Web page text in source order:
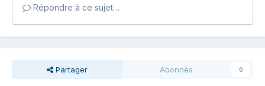
Répondre à ce sujet…
Partager Abonnés 0